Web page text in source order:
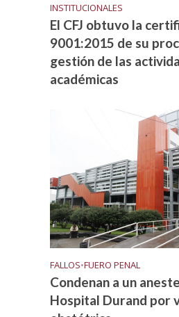
INSTITUCIONALES
El CFJ obtuvo la
9001:2015 de su
gestión de las
académicas
FALLOS•FUERO PENAL
Condenan a un
Hospital Durand por